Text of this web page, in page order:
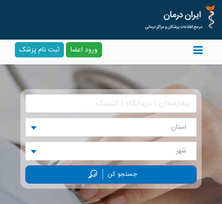
ورود اعضا ثبت نام پزشک
استان
شهر
جستجو کن